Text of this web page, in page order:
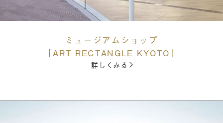
ミュージアムショップ
「ART RECTANGLE KYOTO」
詳しくみる